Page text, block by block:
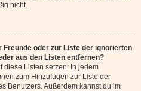
nicht.
oder zur Liste der ignorierten
aus den Listen entfernen?
diese Listen setzen: In jedem
zum Hinzufügen zur Liste der
Benutzers. Außerdem kannst du im